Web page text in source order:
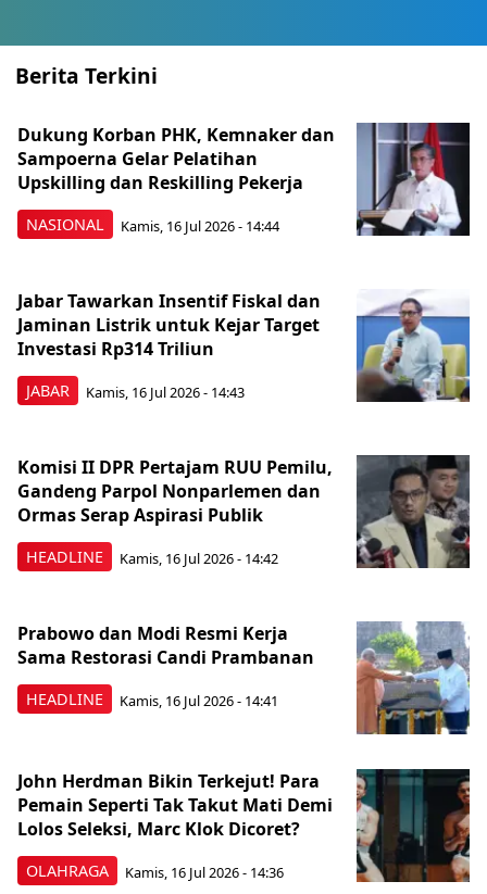
Berita Terkini
NASIONAL
Dukung Korban PHK, Kemnaker dan
Sampoerna Gelar Pelatihan
Upskilling dan Reskilling Pekerja
Kamis, 16 Jul 2026 - 14:44
JABAR
Jabar Tawarkan Insentif Fiskal dan
Jaminan Listrik untuk Kejar Target
Investasi Rp314 Triliun
Kamis, 16 Jul 2026 - 14:43
HEADLINE
Komisi II DPR Pertajam RUU Pemilu,
Gandeng Parpol Nonparlemen dan
Ormas Serap Aspirasi Publik
Kamis, 16 Jul 2026 - 14:42
HEADLINE
Prabowo dan Modi Resmi Kerja
Sama Restorasi Candi Prambanan
Kamis, 16 Jul 2026 - 14:41
OLAHRAGA
John Herdman Bikin Terkejut! Para
Pemain Seperti Tak Takut Mati Demi
Lolos Seleksi, Marc Klok Dicoret?
Kamis, 16 Jul 2026 - 14:36